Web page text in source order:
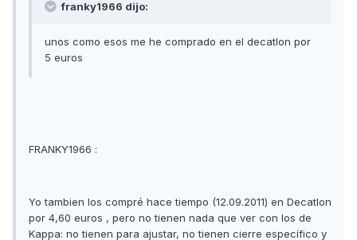
franky1966 dijo:
unos como esos me he comprado en el decatlon por
5 euros
FRANKY1966 :
Yo tambien los compré hace tiempo (12.09.2011) en Decatlon
por 4,60 euros , pero no tienen nada que ver con los de
Kappa: no tienen para ajustar, no tienen cierre específico y